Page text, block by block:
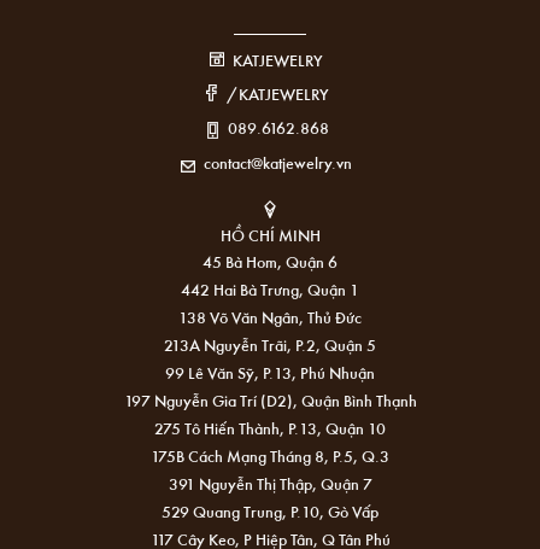
KATJEWELRY
/KATJEWELRY
089.6162.868
contact@katjewelry.vn
HỒ CHÍ MINH
45 Bà Hom, Quận 6
442 Hai Bà Trưng, Quận 1
138 Võ Văn Ngân, Thủ Đức
213A Nguyễn Trãi, P.2, Quận 5
99 Lê Văn Sỹ, P.13, Phú Nhuận
197 Nguyễn Gia Trí (D2), Quận Bình Thạnh
275 Tô Hiến Thành, P.13, Quận 10
175B Cách Mạng Tháng 8, P.5, Q.3
391 Nguyễn Thị Thập, Quận 7
529 Quang Trung, P.10, Gò Vấp
117 Cây Keo, P Hiệp Tân, Q Tân Phú